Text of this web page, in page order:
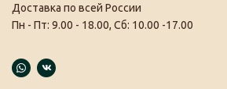
Доставка по всей России
Пн - Пт: 9.00 - 18.00, Сб: 10.00 -17.00